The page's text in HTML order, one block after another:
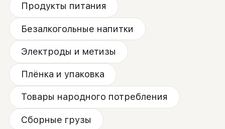
Продукты питания
Безалкогольные напитки
Электроды и метизы
Плёнка и упаковка
Товары народного потребления
Сборные грузы